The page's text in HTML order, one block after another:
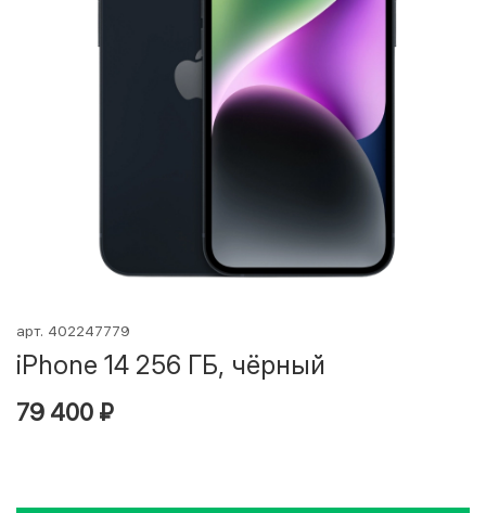
арт. 402247779
iPhone 14 256 ГБ, чёрный
79 400 ₽